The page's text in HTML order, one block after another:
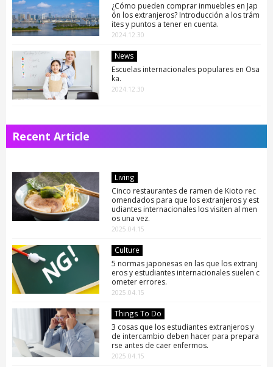
¿Cómo pueden comprar inmuebles en Jap
ón los extranjeros? Introducción a los trám
ites y puntos a tener en cuenta.
2024.12.30
News
Escuelas internacionales populares en Osa
ka.
2024.12.30
Recent Article
Living
Cinco restaurantes de ramen de Kioto rec
omendados para que los extranjeros y est
udiantes internacionales los visiten al men
os una vez.
2025.04.15
Culture
5 normas japonesas en las que los extranj
eros y estudiantes internacionales suelen c
ometer errores.
2025.04.15
Things To Do
3 cosas que los estudiantes extranjeros y
de intercambio deben hacer para prepara
rse antes de caer enfermos.
2025.04.15